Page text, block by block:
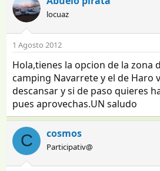
locuaz
1 Agosto 2012
Hola,tienes la opcion de la zona
camping Navarrete y el de Haro
descansar y si de paso quieres
pues aprovechas.UN saludo
C cosmos
Participativ@